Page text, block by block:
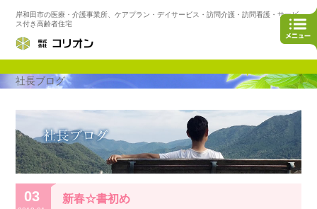
岸和田市の医療・介護事業所、ケアプラン・デイサービス・訪問介護・訪問看護・サービ
ス付き高齢者住宅
社長ブログ
03 新春☆書初め